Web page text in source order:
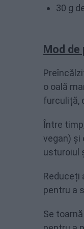
30 g
Mod de
o oală
furculiță,
Între
vegan) și
usturoiul
Reduceți
pentru a
Se